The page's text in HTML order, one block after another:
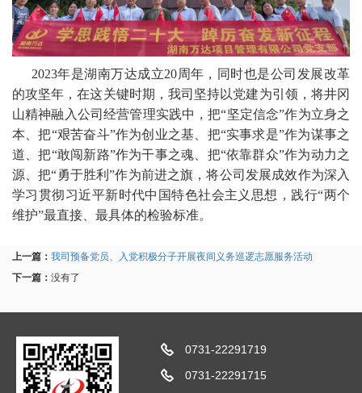
2023年是湖南万达成立20周年，同时也是公司发展改革
的攻坚年，在这关键时期，我司坚持以党建为引领，将井冈
山精神融入公司经营管理实践中，把“坚定信念”作为立身之
本、把“艰苦奋斗”作为创业之基、把“实事求是”作为谋事之
道、把“敢闯新路”作为干事之魂、把“依靠群众”作为动力之
源、把“勇于胜利”作为前进之旗，将公司发展成效作为深入
学习贯彻习近平新时代中国特色社会主义思想，践行“两个
维护”最直接、最具体的检验标准。
上一篇： 我司预备党员、入党积极分子开展夜间义务巡逻志愿服务活动
下一篇： 没有了
0731-22291719
0731-22291715